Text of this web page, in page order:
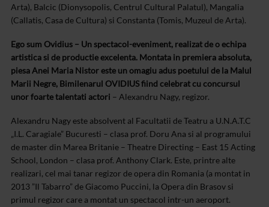
Arta), Balcic (Dionysopolis, Centrul Cultural Palatul), Mangalia
(Callatis, Casa de Cultura) si Constanta (Tomis, Muzeul de Arta).
Ego sum Ovidius – Un spectacol-eveniment, realizat de o echipa
artistica si de productie excelenta. Montata in premiera absoluta,
piesa Anei Maria Nistor este un omagiu adus poetului de la Malul
Marii Negre, Bimilenarul OVIDIUS fiind celebrat cu concursul
unor foarte talentati actori – Alexandru Nagy, regizor.
Alexandru Nagy este absolvent al Facultatii de Teatru a U.N.A.T.C
„I.L. Caragiale” Bucuresti – clasa prof. Doru Ana si al programului
de master din Marea Britanie – Theatre Directing – East 15 Acting
School, London – clasa prof. Anthony Clark. Este, printre alte
realizari, cel mai tanar regizor de opera din Romania (a montat in
2013 ”Il Tabarro” de Giacomo Puccini, la Opera din Brasov si
primul regizor care a montat un spectacol intr-un aeroport.